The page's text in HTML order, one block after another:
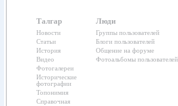
Талгар
Новости
Статьи
История
Видео
Фотогалереи
Исторические
фотографии
Топонимия
Справочная
Люди
Группы пользователей
Блоги пользователей
Общение на форуме
Фотоальбомы пользователей